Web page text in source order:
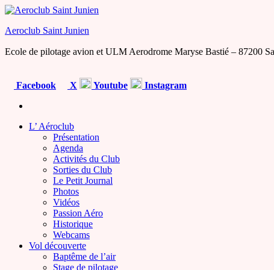
Skip
the
Aeroclub Saint Junien
Ecole de pilotage avion et ULM Aerodrome Maryse Bastié – 87200
Facebook X Youtube Instagram
L’ Aéroclub
Présentation
Agenda
Activités du Club
Sorties du Club
Le Petit Journal
Photos
Vidéos
Passion Aéro
Historique
Webcams
Vol découverte
Baptême de l’air
Stage de pilotage